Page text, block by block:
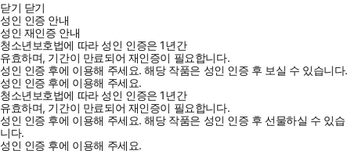
닫기 닫기
성인 인증 안내
성인 재인증 안내
청소년보호법에 따라 성인 인증은 1년간
유효하며, 기간이 만료되어 재인증이 필요합니다.
성인 인증 후에 이용해 주세요.해당 작품은 성인 인증 후 보실 수 있습니다.
성인 인증 후에 이용해 주세요.
청소년보호법에 따라 성인 인증은 1년간
유효하며, 기간이 만료되어 재인증이 필요합니다.
성인 인증 후에 이용해 주세요.해당 작품은 성인 인증 후 선물하실 수 있습
니다.
성인 인증 후에 이용해 주세요.